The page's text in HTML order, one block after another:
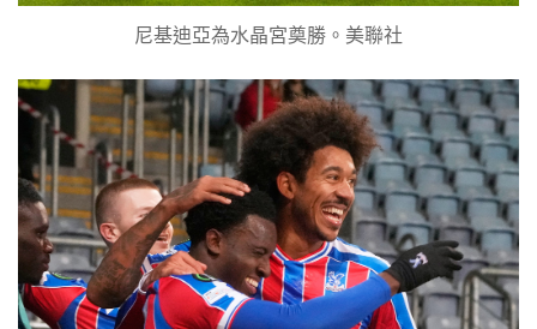
尼基迪亞為水晶宮奠勝。美聯社